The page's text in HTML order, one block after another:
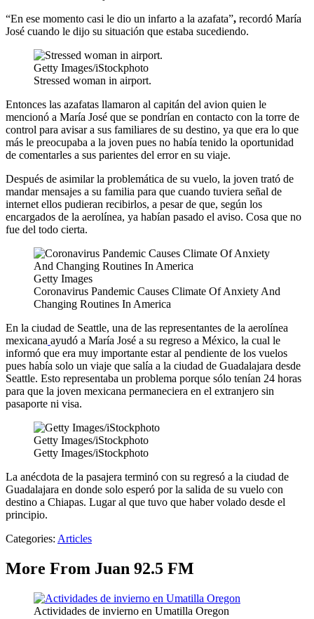
“En ese momento casi le dio un infarto a la azafata”, recordó María
José cuando le dijo su situación que estaba sucediendo.
Getty Images/iStockphoto
Stressed woman in airport.
Entonces las azafatas llamaron al capitán del avion quien le
mencionó a María José que se pondrían en contacto con la torre de
control para avisar a sus familiares de su destino, ya que era lo que
más le preocupaba a la joven pues no había tenido la oportunidad
de comentarles a sus parientes del error en su viaje.
Después de asimilar la problemática de su vuelo, la joven trató de
mandar mensajes a su familia para que cuando tuviera señal de
internet ellos pudieran recibirlos, a pesar de que, según los
encargados de la aerolínea, ya habían pasado el aviso. Cosa que no
fue del todo cierta.
Getty Images
Coronavirus Pandemic Causes Climate Of Anxiety And
Changing Routines In America
En la ciudad de Seattle, una de las representantes de la aerolínea
mexicana ayudó a María José a su regreso a México, la cual le
informó que era muy importante estar al pendiente de los vuelos
pues había solo un viaje que salía a la ciudad de Guadalajara desde
Seattle. Esto representaba un problema porque sólo tenían 24 horas
para que la joven mexicana permaneciera en el extranjero sin
pasaporte ni visa.
Getty Images/iStockphoto
Getty Images/iStockphoto
La anécdota de la pasajera terminó con su regresó a la ciudad de
Guadalajara en donde solo esperó por la salida de su vuelo con
destino a Chiapas. Lugar al que tuvo que haber volado desde el
principio.
Categories: Articles
More From Juan 92.5 FM
Actividades de invierno en Umatilla Oregon